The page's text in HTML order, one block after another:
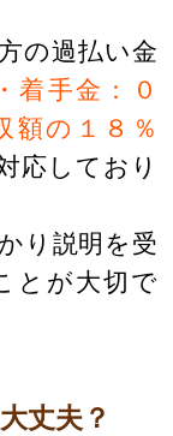
の過払い金
着手金：０
額の１８％
応しており
り説明を受
とが大切で
丈夫？